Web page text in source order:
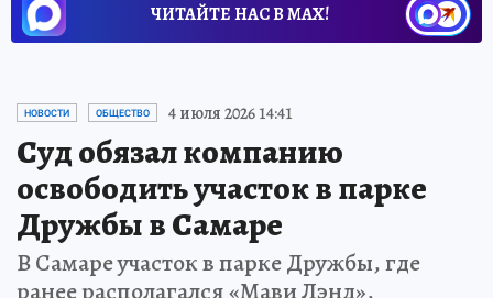
ЧИТАЙТЕ НАС В МАХ!
НОВОСТИ ОБЩЕСТВО 4 июля 2026 14:41
Суд обязал компанию
освободить участок в парке
Дружбы в Самаре
В Самаре участок в парке Дружбы, где
ранее располагался «Мави Лэнд»,